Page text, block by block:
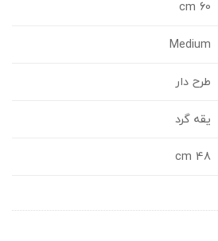
Medium
طرح دار
یقه گرد
48 cm